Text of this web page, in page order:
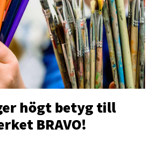
högt betyg till
BRAVO!